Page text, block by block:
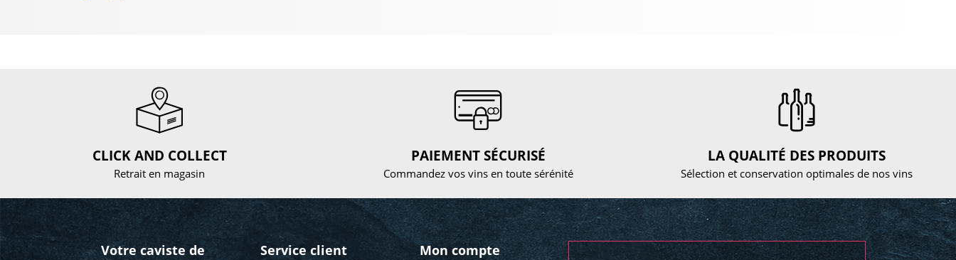
CLICK AND COLLECT
Retrait en magasin
PAIEMENT SÉCURISÉ
Commandez vos vins en toute sérénité
LA QUALITÉ DES PRODUITS
Sélection et conservation optimales de nos vins
Votre caviste de
Service client Mon compte